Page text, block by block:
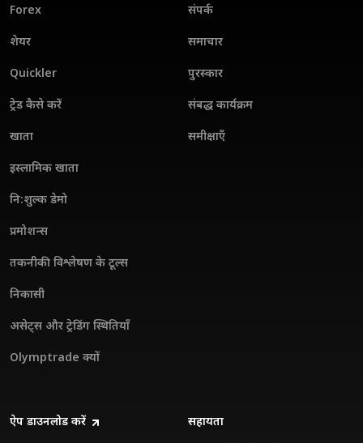
Forex
शेयर
Quickler
ट्रेड कैसे करें
खाता
इस्लामिक खाता
नि:शुल्क डेमो
प्रमोशन्स
तकनीकी विश्लेषण के टूल्स
निकासी
असेट्स और ट्रेडिंग स्थितियाँ
Olymptrade क्यों
संपर्क
समाचार
पुरस्कार
संबद्ध कार्यक्रम
समीक्षाएँ
ऐप डाउनलोड करें सहायता